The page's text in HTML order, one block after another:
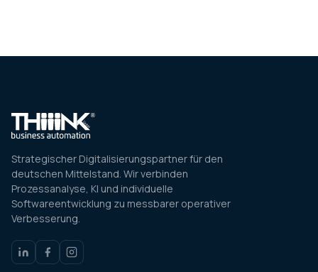
Strategischer Digitalisierungspartner für den
deutschen Mittelstand. Wir verbinden
Prozessanalyse, KI und individuelle
Softwareentwicklung zu messbarer operativer
Verbesserung.